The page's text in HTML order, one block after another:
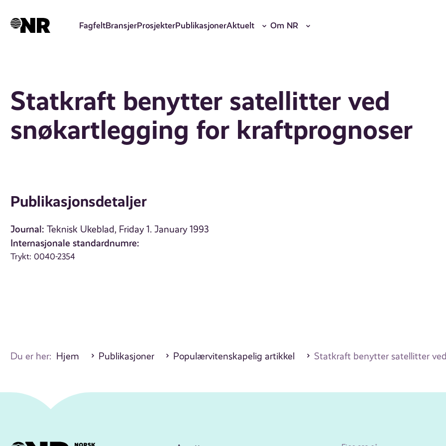
hovedinnhold
FagfeltBransjerProsjekterPublikasjonerAktuelt Om NR
Statkraft benytter satellitter ved
snøkartlegging for kraftprognoser
Publikasjonsdetaljer
Journal: Teknisk Ukeblad, Friday 1. January 1993
Internasjonale standardnumre:
Trykt: 0040-2354
Du er her: Hjem Publikasjoner Populærvitenskapelig artikkel Statkraft benytter satellitter